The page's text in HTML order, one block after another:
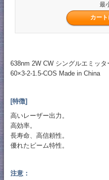
最
638nm 2W CW シングルエミッ
60×3-2-1.5-COS Made in China
[特徴]
高いレーザー出力。
高効率。
長寿命、高信頼性。
優れたビーム特性。
注意：